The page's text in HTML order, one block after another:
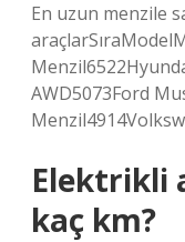
En uzun menzile
AWD5073Ford
Elektrikli
kaç km?